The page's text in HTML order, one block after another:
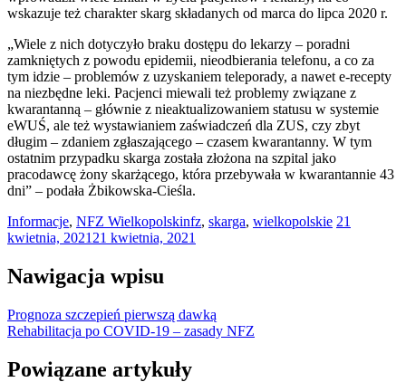
wskazuje też charakter skarg składanych od marca do lipca 2020 r.
„Wiele z nich dotyczyło braku dostępu do lekarzy – poradni
zamkniętych z powodu epidemii, nieodbierania telefonu, a co za
tym idzie – problemów z uzyskaniem teleporady, a nawet e-recepty
na niezbędne leki. Pacjenci miewali też problemy związane z
kwarantanną – głównie z nieaktualizowaniem statusu w systemie
eWUŚ, ale też wystawianiem zaświadczeń dla ZUS, czy zbyt
długim – zdaniem zgłaszającego – czasem kwarantanny. W tym
ostatnim przypadku skarga została złożona na szpital jako
pracodawcę żony skarżącego, która przebywała w kwarantannie 43
dni” – podała Żbikowska-Cieśla.
Informacje, NFZ Wielkopolskinfz, skarga, wielkopolskie 21
kwietnia, 2021 21 kwietnia, 2021
Nawigacja wpisu
Prognoza szczepień pierwszą dawką
Rehabilitacja po COVID-19 – zasady NFZ
Powiązane artykuły